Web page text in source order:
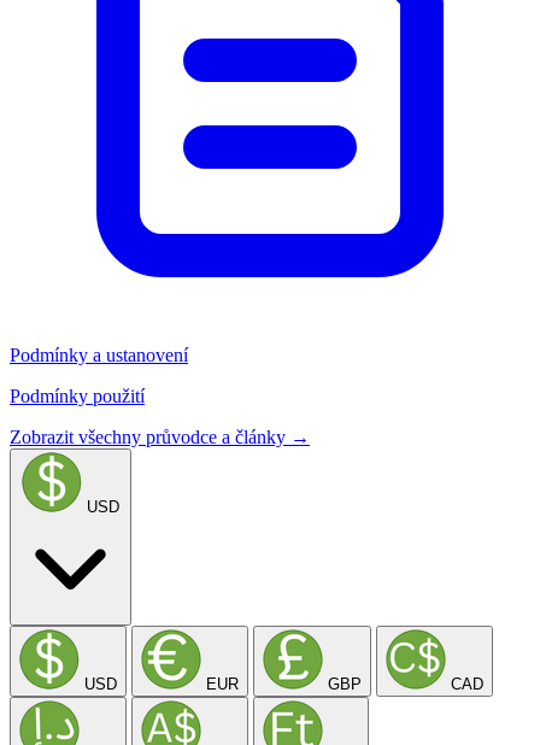
Podmínky a ustanovení
Podmínky použití
Zobrazit všechny průvodce a články →
USD
USD EUR GBP CAD